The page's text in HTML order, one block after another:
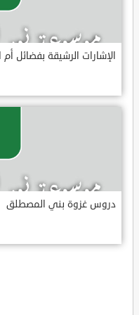
الإشارات الرشيقة بفضائل
دروس غزوة بني المصطلق